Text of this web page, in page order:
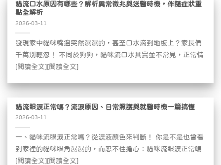
貓流口水原因有哪些？解析異常徵兆與送醫時機，伴隨症狀重
點全解析
2026-03-11
發現家中貓咪嘴邊突然濕濕的，甚至口水滴到地板上？家長們
千萬別輕忽！ 不同於狗狗，貓咪流口水其實並不常見，正常情
[閱讀全文][閱讀全文]
貓流眼淚正常嗎？流淚原因、日常照護與就醫時機一篇搞懂
2026-03-11
一、貓咪流眼淚正常嗎？從淚液顏色來判斷！ 你是不是也曾看
到家裡的貓咪眼角濕濕的，而忍不住擔心：貓咪流眼淚正常嗎
[閱讀全文][閱讀全文]